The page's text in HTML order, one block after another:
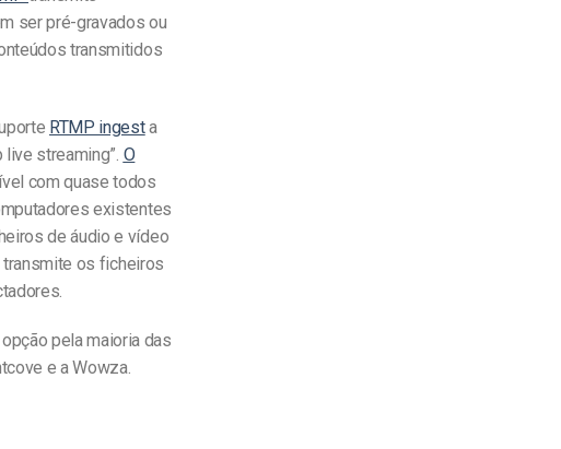
ser pré-gravados ou
transmitidos
RTMP ingesta
streaming”. O
com quase todos
existentes
de áudio e vídeo
transmite os ficheiros
pela maioria das
e a Wowza.